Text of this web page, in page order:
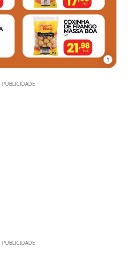
1
PUBLICIDADE
PUBLICIDADE